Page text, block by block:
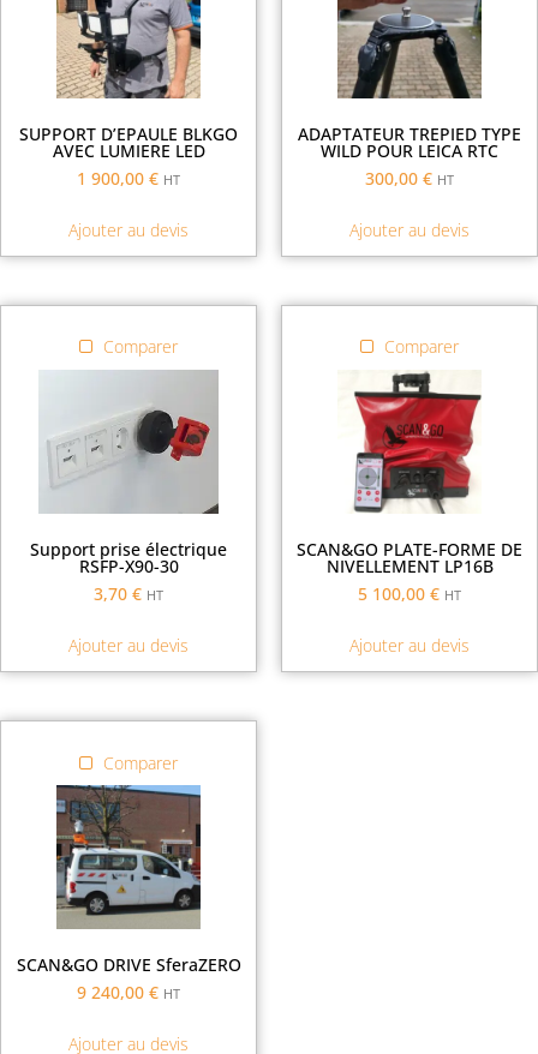
SUPPORT D’EPAULE BLKGO
AVEC LUMIERE LED
1 900,00 € HT
Ajouter au devis
ADAPTATEUR TREPIED TYPE
WILD POUR LEICA RTC
300,00 € HT
Ajouter au devis
Comparer
Support prise électrique
RSFP-X90-30
3,70 € HT
Ajouter au devis
Comparer
SCAN&GO PLATE-FORME DE
NIVELLEMENT LP16B
5 100,00 € HT
Ajouter au devis
Comparer
SCAN&GO DRIVE SferaZERO
9 240,00 € HT
Ajouter au devis